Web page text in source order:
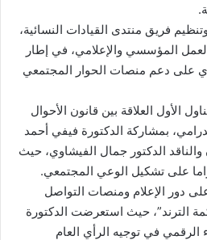
فريق منتدى القيادات النسائية،
المؤسسي والإعلامي، في إطار
دعم منصات الحوار المجتمعي
الأول العلاقة بين قانون الأحوال
بمشاركة الدكتورة فيفي أحمد
الدكتور جمال الفيشاوي، حيث
على تشكيل الوعي المجتمعي.
دور الإعلام ومنصات التواصل
الترند”، حيث استعرضت الدكتورة
في توجيه الرأي العام